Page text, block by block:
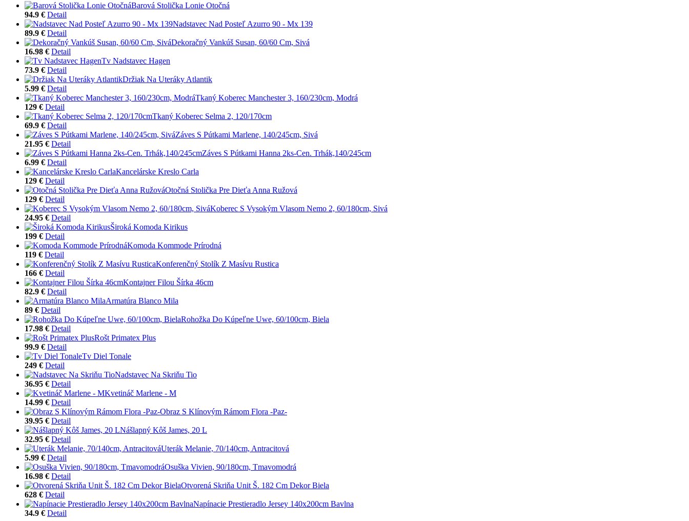
Barová Stolička Lonie Otočná
94.9 € Detail
Nadstavec Nad Posteľ Azurro 90 - Mx 139
89.9 € Detail
Dekoračný Vankúš Susan, 60/60 Cm, Sivá
16.98 € Detail
Tv Nadstavec Hagen
73.9 € Detail
Držiak Na Uteráky Atlantik
5.99 € Detail
Tkaný Koberec Manchester 3, 160/230cm, Modrá
129 € Detail
Tkaný Koberec Selma 2, 120/170cm
69.9 € Detail
Záves S Pútkami Marlene, 140/245cm, Sivá
21.95 € Detail
Záves S Pútkami Hanna 2ks-Cen. Trhák,140/245cm
6.99 € Detail
Kancelárske Kreslo Carla
129 € Detail
Otočná Stolička Pre Dieťa Anna Ružová
129 € Detail
Koberec S Vysokým Vlasom Nemo 2, 60/180cm, Sivá
24.95 € Detail
Široká Komoda Kirikus
199 € Detail
Komoda Kommode Prírodná
119 € Detail
Konferenčný Stolík Z Masívu Rustica
166 € Detail
Kontajner Filou Šírka 46cm
82.9 € Detail
Armatúra Blanco Mila
89 € Detail
Rohožka Do Kúpeľne Uwe, 60/100cm, Biela
17.98 € Detail
Rošt Primatex Plus
99.9 € Detail
Tv Diel Tonale
249 € Detail
Nadstavec Na Skriňu Tio
36.95 € Detail
Kvetináč Marlene - M
14.99 € Detail
Obraz S Klínovým Rámom Flora -Paz-
39.95 € Detail
Nášlapný Kôš James, 20 L
32.95 € Detail
Uterák Melanie, 70/140cm, Antracitová
5.99 € Detail
Osuška Vivien, 90/180cm, Tmavomodrá
16.98 € Detail
Otvorená Skriňa Unit Š. 182 Cm Dekor Biela
628 € Detail
Napínacie Prestieradlo Jersey 140x200cm Bavlna
34.9 € Detail